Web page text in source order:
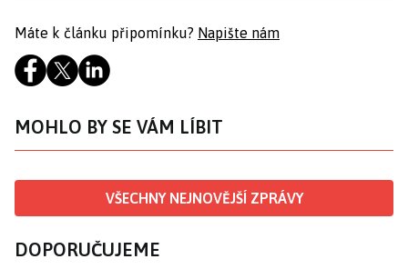
Máte k článku připomínku? Napište nám
MOHLO BY SE VÁM LÍBIT
VŠECHNY NEJNOVĚJŠÍ ZPRÁVY
DOPORUČUJEME